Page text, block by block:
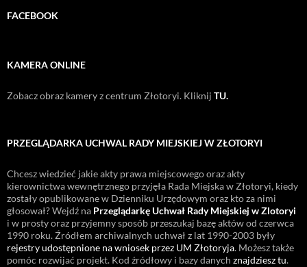
FACEBOOK
KAMERA ONLINE
Zobacz obraz kamery z centrum Złotoryi. Kliknij TU.
PRZEGLĄDARKA UCHWAL RADY MIEJSKIEJ W ZŁOTORYI
Chcesz wiedzieć jakie akty prawa miejscowego oraz akty
kierownictwa wewnętrznego przyjęła Rada Miejska w Złotoryi, kiedy
zostały opublikowane w Dzienniku Urzędowym oraz kto za nimi
głosował? Wejdź na Przeglądarkę Uchwał Rady Miejskiej w Zlotoryi
i w prosty oraz przyjemny sposób przeszukaj bazę aktów od czerwca
1990 roku. Źródłem archiwalnych uchwał z lat 1990-2003 były
rejestry udostępnione na wniosek przez UM Złotoryja. Możesz także
pomóc rozwijać projekt. Kod źródłowy i bazy danych znajdziesz tu.